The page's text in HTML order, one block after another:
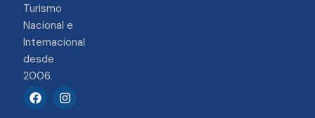
Turismo
Nacional e
Internacional
desde
2006.
F
a
I
n